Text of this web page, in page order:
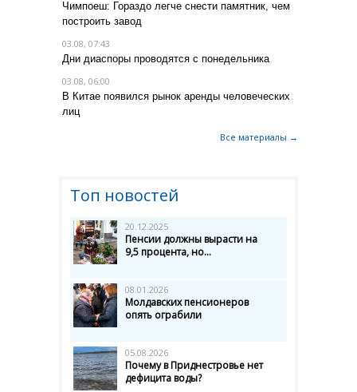
Чимпоеш: Гораздо легче снести памятник, чем
построить завод
03.08, 07:43
Дни диаспоры проводятся с понедельника
03.08, 06:00
В Китае появился рынок аренды человеческих
лиц
Все материалы →
Топ новостей
20.12.2025
Пенсии должны вырасти на
9,5 процента, но...
08.01.2026
Молдавских пенсионеров
опять ограбили
05.08.2026
Почему в Приднестровье нет
дефицита воды?